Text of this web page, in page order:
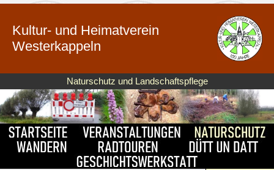
Kultur- und Heimatverein
Westerkappeln
Naturschutz und Landschaftspflege